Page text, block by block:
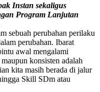
Instan sekaligus
Program Lanjutan
sebuah perubahan perilaku
perubahan. Ibarat
awal mengalami
konsisten adalah
kita masih berada di jalur
Skill SDm atau